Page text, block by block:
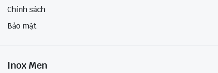
Chính sách
Bảo mật
Inox Men